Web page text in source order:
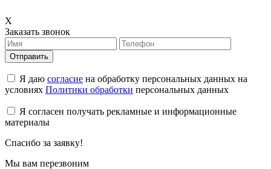
X
Заказать звонок
Отправить
Я даю согласие на обработку персональных данных на
условиях Политики обработки персональных данных
Я согласен получать рекламные и информационные
материалы
Спасибо за заявку!
Мы вам перезвоним